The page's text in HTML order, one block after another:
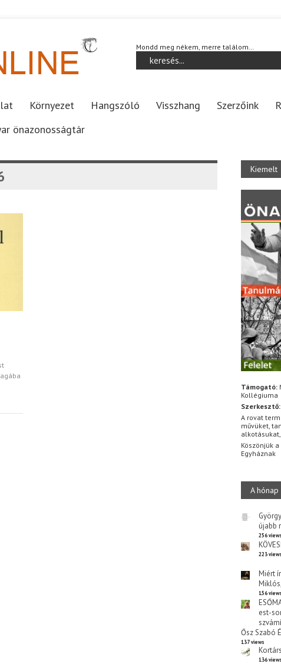
Mondd meg nékem, merre találom…
Környezet Hangszóló Visszhang Szerzőink
önazonosságtár
Kiemelt
Támogató:
Kollégiuma
Szerkesztő:
A rovat
művüket,
Köszönjük
Egyháznak
A
újabb
256 views
223 views
Miért
156 views
est-
Ősz Szabó
137 views
136 views